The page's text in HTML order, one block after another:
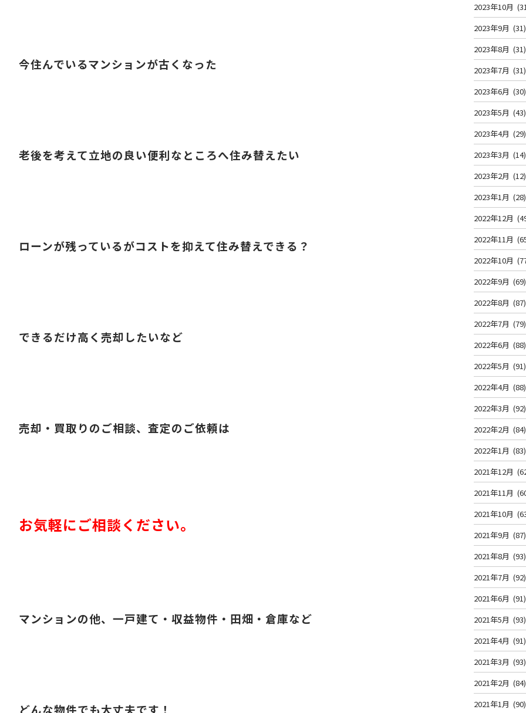
今住んでいるマンションが古くなった
老後を考えて立地の良い便利なところへ住み替えたい
ローンが残っているがコストを抑えて住み替えできる？
できるだけ高く売却したいなど
売却・買取りのご相談、査定のご依頼は
お気軽にご相談ください。
マンションの他、一戸建て・収益物件・田畑・倉庫など
どんな物件でも大丈夫です！
2023年10月
2023年9月 (31)
2023年8月 (31)
2023年7月 (31)
2023年6月 (30)
2023年5月 (43)
2023年4月 (29)
2023年3月 (14)
2023年2月 (12)
2023年1月 (28)
2022年12月
2022年11月
2022年10月
2022年9月 (69)
2022年8月 (87)
2022年7月 (79)
2022年6月 (88)
2022年5月 (91)
2022年4月 (88)
2022年3月 (92)
2022年2月 (84)
2022年1月 (83)
2021年12月
2021年11月
2021年10月
2021年9月 (87)
2021年8月 (93)
2021年7月 (92)
2021年6月 (91)
2021年5月 (93)
2021年4月 (91)
2021年3月 (93)
2021年2月 (84)
2021年1月 (90)